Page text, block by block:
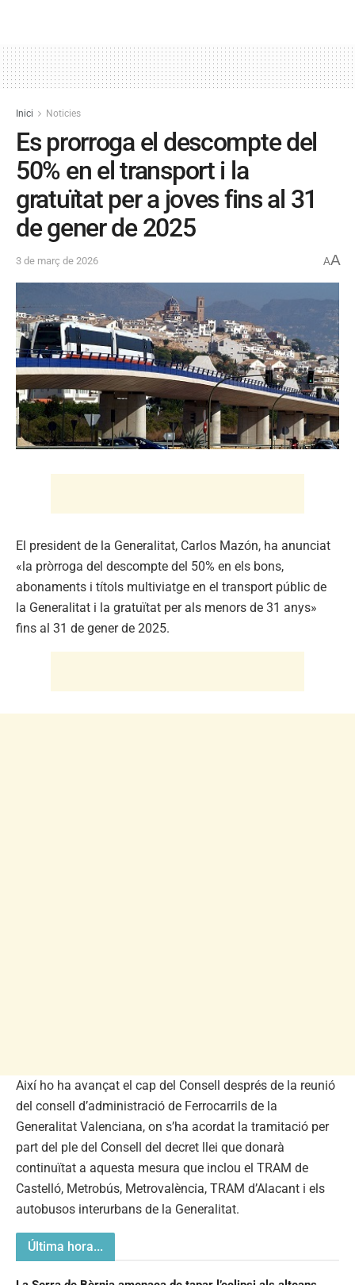
Inici Noticies
Es prorroga el descompte del
50% en el transport i la
gratuïtat per a joves fins al 31
de gener de 2025
3 de març de 2026 AA
El president de la Generalitat, Carlos Mazón, ha anunciat
«la pròrroga del descompte del 50% en els bons,
abonaments i títols multiviatge en el transport públic de
la Generalitat i la gratuïtat per als menors de 31 anys»
fins al 31 de gener de 2025.
Així ho ha avançat el cap del Consell després de la reunió
del consell d’administració de Ferrocarrils de la
Generalitat Valenciana, on s’ha acordat la tramitació per
part del ple del Consell del decret llei que donarà
continuïtat a aquesta mesura que inclou el TRAM de
Castelló, Metrobús, Metrovalència, TRAM d’Alacant i els
autobusos interurbans de la Generalitat.
Última hora...